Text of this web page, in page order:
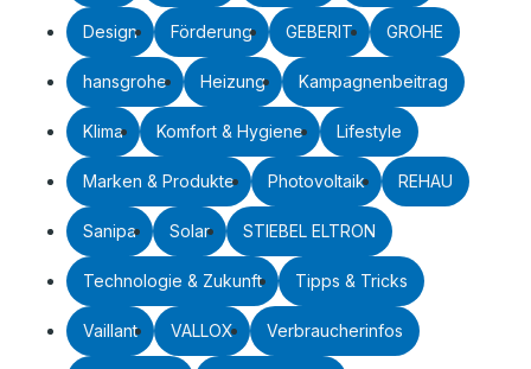
Design Förderung GEBERIT GROHE
hansgrohe Heizung Kampagnenbeitrag
Klima Komfort & Hygiene Lifestyle
Marken & Produkte Photovoltaik REHAU
Sanipa Solar STIEBEL ELTRON
Technologie & Zukunft Tipps & Tricks
Vaillant VALLOX Verbraucherinfos